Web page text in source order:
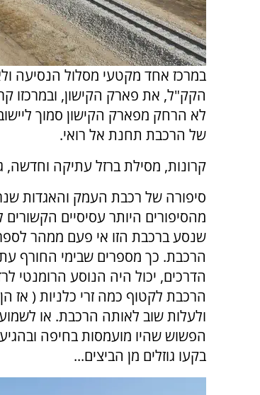
במרכז אחד מקטעי מסלול הנסיעה
הקק"ל, את פארק הקישון, ובמרכזו
לא הרחק מפארק הקישון סמוך
של הרכבת תחנת אל רואי.
קרונות, מסילת ברזל עתיקה וחדשה,
סיפורה של רכבת העמק והאגדות
מהסיפורים היותר עסיסיים
שנסע ברכבת הזו אי פעם ממהר
הרכבת. כך מספרים שבימי החורף
הדרכים, יכול היה הנוסע הרומנטי
הרכבת לקטוף כמה זרי כלניות ( אז
ולעלות שוב לאותה הרכבת. או לשמוע
הפשוש שהיו מועמסות בחיפה
בקעו גוזלים מן הביצים...